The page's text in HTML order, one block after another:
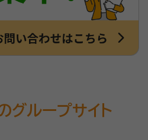
グループサイト